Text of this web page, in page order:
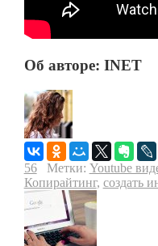
Об авторе: INET
56 Метки: Youtube
Копирайтинг, создать